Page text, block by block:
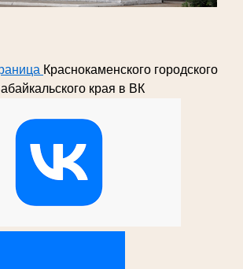
Краснокаменского городского
края в ВК